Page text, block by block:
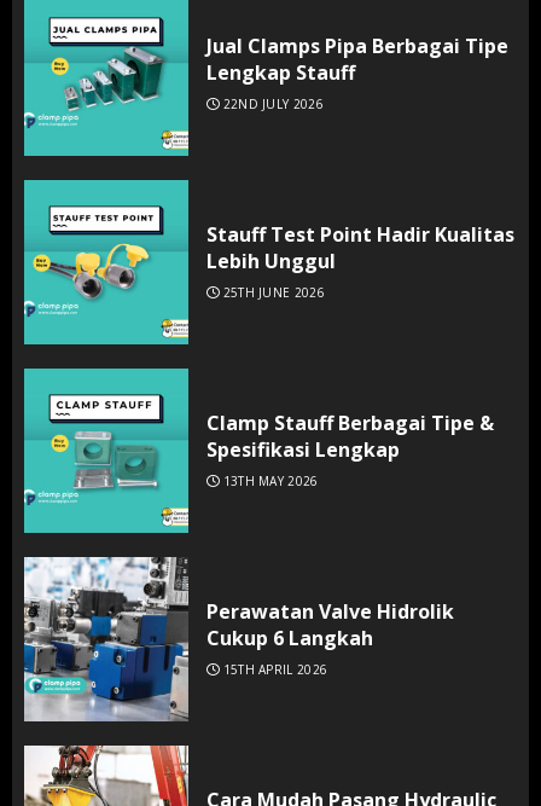
Jual Clamps Pipa Berbagai Tipe
Lengkap Stauff
22ND JULY 2026
Stauff Test Point Hadir Kualitas
Lebih Unggul
25TH JUNE 2026
Clamp Stauff Berbagai Tipe &
Spesifikasi Lengkap
13TH MAY 2026
Perawatan Valve Hidrolik
Cukup 6 Langkah
15TH APRIL 2026
Cara Mudah Pasang Hydraulic